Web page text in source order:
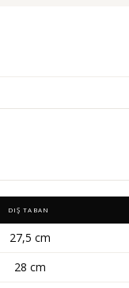
DIŞ TABAN
27,5 cm
28 cm